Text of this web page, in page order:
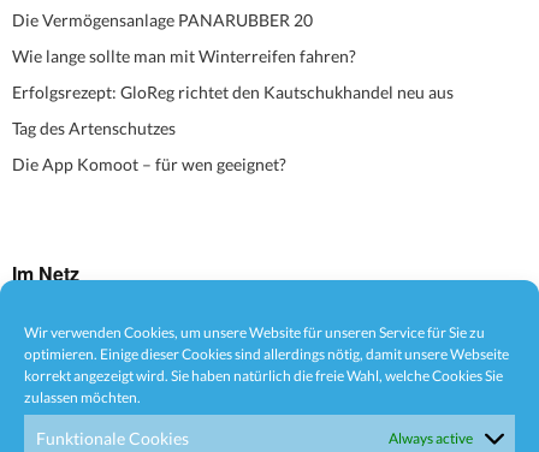
Wir verwenden Cookies, um unsere Website für unseren Service für Sie zu
optimieren. Einige dieser Cookies sind allerdings nötig, damit unsere Webseite
korrekt angezeigt wird. Sie haben natürlich die freie Wahl, welche Cookies Sie
zulassen möchten.
Funktionale Cookies Always active
Die Vermögensanlage PANARUBBER 20
Wie lange sollte man mit Winterreifen fahren?
Erfolgsrezept: GloReg richtet den Kautschukhandel neu aus
Tag des Artenschutzes
Die App Komoot – für wen geeignet?
Im Netz
FacebookBehance Network
WordPress